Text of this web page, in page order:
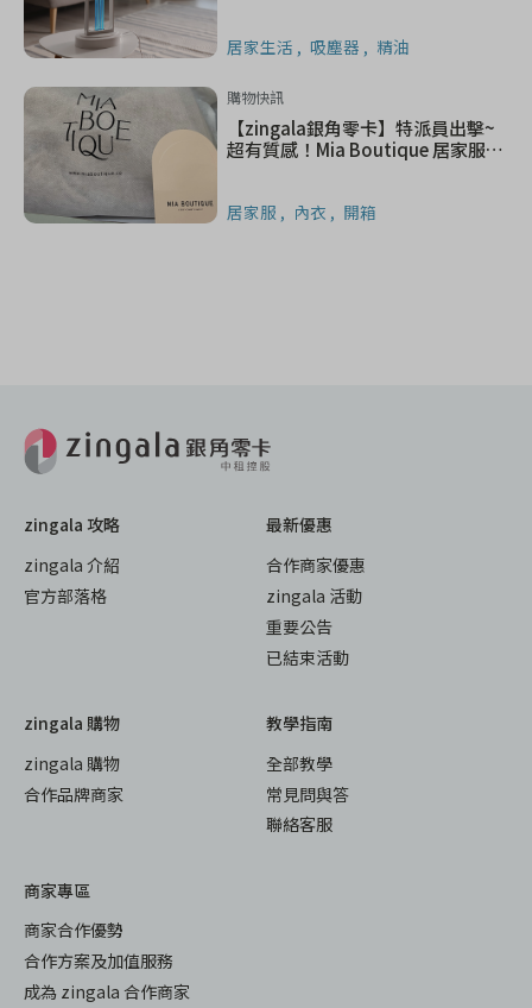
居家生活 吸塵器 精油
購物快訊
【zingala銀角零卡】特派員出擊~
超有質感！Mia Boutique 居家服分
居家服 內衣 開箱
zingala 攻略
zingala 介紹
官方部落格
最新優惠
合作商家優惠
zingala 活動
重要公告
已結束活動
zingala 購物
zingala 購物
合作品牌商家
教學指南
全部教學
常見問與答
聯絡客服
商家專區
商家合作優勢
合作方案及加值服務
成為 zingala 合作商家